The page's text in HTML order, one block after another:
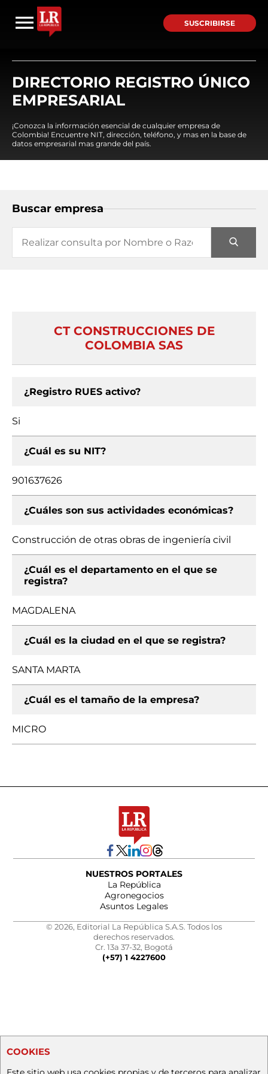
SUSCRIBIRSE
DIRECTORIO REGISTRO ÚNICO
EMPRESARIAL
¡Conozca la información esencial de cualquier empresa de
Colombia! Encuentre NIT, dirección, teléfono, y mas en la base de
datos empresarial mas grande del país.
Buscar empresa
CT CONSTRUCCIONES DE
COLOMBIA SAS
¿Registro RUES activo?
Si
¿Cuál es su NIT?
901637626
¿Cuáles son sus actividades económicas?
Construcción de otras obras de ingeniería civil
¿Cuál es el departamento en el que se
registra?
MAGDALENA
¿Cuál es la ciudad en el que se registra?
SANTA MARTA
¿Cuál es el tamaño de la empresa?
MICRO
NUESTROS PORTALES
La República
Agronegocios
Asuntos Legales
© 2026, Editorial La República S.A.S. Todos los
derechos reservados.
Cr. 13a 37-32, Bogotá
(+57) 1 4227600
COOKIES